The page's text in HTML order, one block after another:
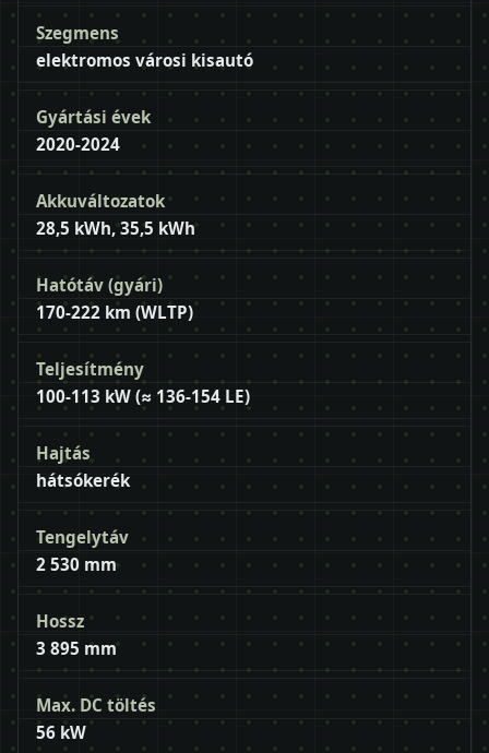
Szegmens
elektromos városi kisautó
Gyártási évek
2020-2024
Akkuváltozatok
28,5 kWh, 35,5 kWh
Hatótáv (gyári)
170-222 km (WLTP)
Teljesítmény
100-113 kW (≈ 136-154 LE)
Hajtás
hátsókerék
Tengelytáv
2 530 mm
Hossz
3 895 mm
Max. DC töltés
56 kW